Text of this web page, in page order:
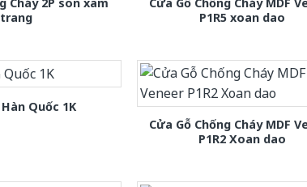
trang
P1R5 xoan dao
Quốc 1K
Cửa Gỗ Chống Cháy MDF
P1R2 Xoan dao